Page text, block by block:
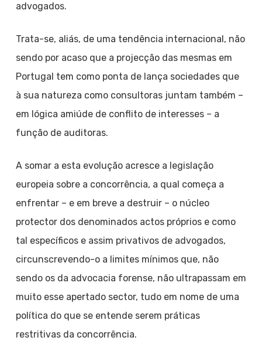
advogados.
Trata-se, aliás, de uma tendência internacional, não
sendo por acaso que a projecção das mesmas em
Portugal tem como ponta de lança sociedades que
à sua natureza como consultoras juntam também –
em lógica amiúde de conflito de interesses – a
função de auditoras.
A somar a esta evolução acresce a legislação
europeia sobre a concorrência, a qual começa a
enfrentar – e em breve a destruir – o núcleo
protector dos denominados actos próprios e como
tal específicos e assim privativos de advogados,
circunscrevendo-o a limites mínimos que, não
sendo os da advocacia forense, não ultrapassam em
muito esse apertado sector, tudo em nome de uma
política do que se entende serem práticas
restritivas da concorrência.